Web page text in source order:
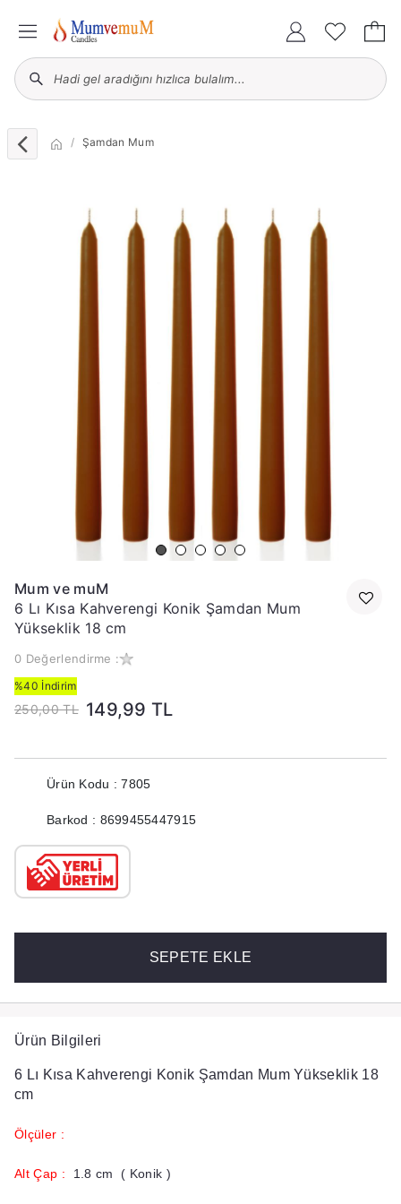
Şamdan Mum
Mum ve muM
6 Lı Kısa Kahverengi Konik Şamdan Mum
Yükseklik 18 cm
0 Değerlendirme :
%40 İndirim
250,00 TL 149,99 TL
Ürün Kodu : 7805
Barkod : 8699455447915
SEPETE EKLE
Ürün Bilgileri
6 Lı Kısa Kahverengi Konik Şamdan Mum Yükseklik 18
cm
Ölçüler :
​Alt Çap : 1.8 cm ( Konik )